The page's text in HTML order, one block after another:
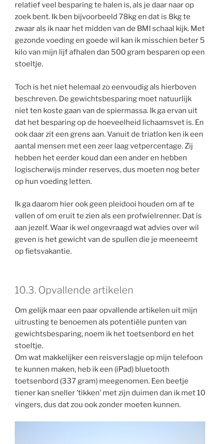
relatief veel besparing te halen is, als je daar naar op
zoek bent. Ik ben bijvoorbeeld 78kg en dat is 8kg te
zwaar als ik naar het midden van de BMI schaal kijk. Met
gezonde voeding en goede wil kan ik misschien beter 5
kilo van mijn lijf afhalen dan 500 gram besparen op een
stoeltje.
Toch is het niet helemaal zo eenvoudig als hierboven
beschreven. De gewichtsbesparing moet natuurlijk
niet ten koste gaan van de spiermassa. Ik ga ervan uit
dat het besparing op de hoeveelheid lichaamsvet is. En
ook daar zit een grens aan. Vanuit de triatlon ken ik een
aantal mensen met een zeer laag vetpercentage. Zij
hebben het eerder koud dan een ander en hebben
logischerwijs minder reserves, dus moeten nog beter
op hun voeding letten.
Ik ga daarom hier ook geen pleidooi houden om af te
vallen of om eruit te zien als een profwielrenner. Dat is
aan jezelf. Waar ik wel ongevraagd wat advies over wil
geven is het gewicht van de spullen die je meeneemt
op fietsvakantie.
10.3. Opvallende artikelen
Om gelijk maar een paar opvallende artikelen uit mijn
uitrusting te benoemen als potentiële punten van
gewichtsbesparing, noem ik het toetsenbord en het
stoeltje.
Om wat makkelijker een reisverslagje op mijn telefoon
te kunnen maken, heb ik een (iPad) bluetooth
toetsenbord (337 gram) meegenomen. Een beetje
tiener kan sneller ’tikken’ met zijn duimen dan ik met 10
vingers, dus dat zou ook zonder moeten kunnen.